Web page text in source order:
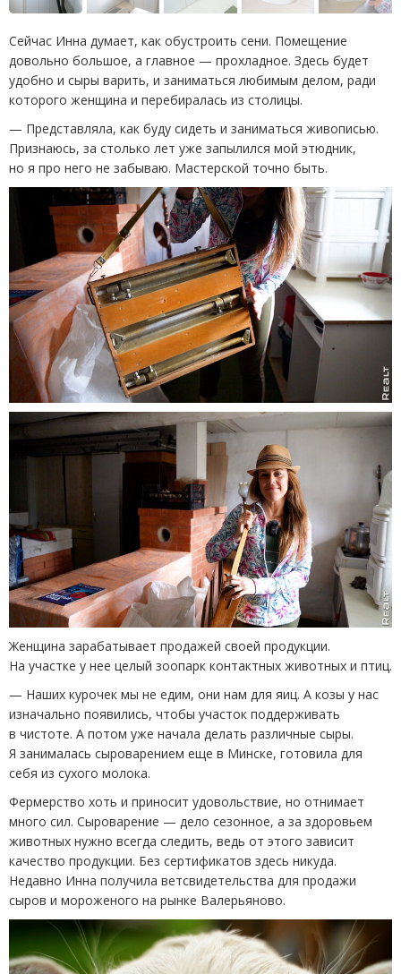
Сейчас Инна думает, как обустроить сени. Помещение
довольно большое, а главное — прохладное. Здесь будет
удобно и сыры варить, и заниматься любимым делом, ради
которого женщина и перебиралась из столицы.
— Представляла, как буду сидеть и заниматься живописью.
Признаюсь, за столько лет уже запылился мой этюдник,
но я про него не забываю. Мастерской точно быть.
Женщина зарабатывает продажей своей продукции.
На участке у нее целый зоопарк контактных животных и птиц.
— Наших курочек мы не едим, они нам для яиц. А козы у нас
изначально появились, чтобы участок поддерживать
в чистоте. А потом уже начала делать различные сыры.
Я занималась сыроварением еще в Минске, готовила для
себя из сухого молока.
Фермерство хоть и приносит удовольствие, но отнимает
много сил. Сыроварение — дело сезонное, а за здоровьем
животных нужно всегда следить, ведь от этого зависит
качество продукции. Без сертификатов здесь никуда.
Недавно Инна получила ветсвидетельства для продажи
сыров и мороженого на рынке Валерьяново.